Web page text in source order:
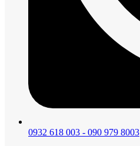
0932 618 003 - 090 979 8003